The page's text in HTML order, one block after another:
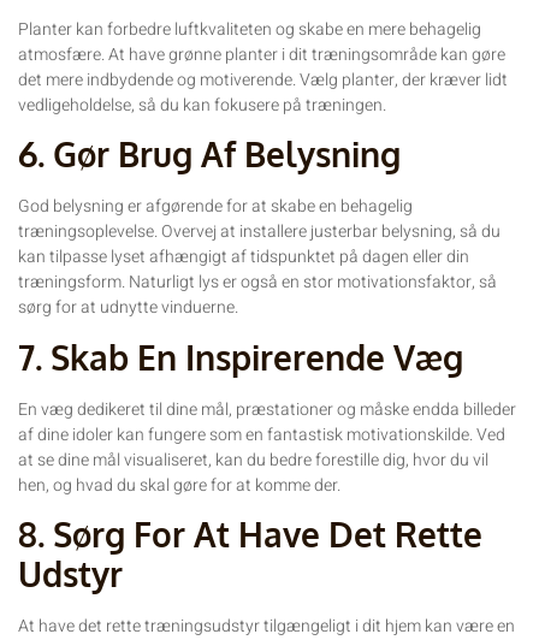
Planter kan forbedre luftkvaliteten og skabe en mere behagelig
atmosfære. At have grønne planter i dit træningsområde kan gøre
det mere indbydende og motiverende. Vælg planter, der kræver lidt
vedligeholdelse, så du kan fokusere på træningen.
6. Gør Brug Af Belysning
God belysning er afgørende for at skabe en behagelig
træningsoplevelse. Overvej at installere justerbar belysning, så du
kan tilpasse lyset afhængigt af tidspunktet på dagen eller din
træningsform. Naturligt lys er også en stor motivationsfaktor, så
sørg for at udnytte vinduerne.
7. Skab En Inspirerende Væg
En væg dedikeret til dine mål, præstationer og måske endda billeder
af dine idoler kan fungere som en fantastisk motivationskilde. Ved
at se dine mål visualiseret, kan du bedre forestille dig, hvor du vil
hen, og hvad du skal gøre for at komme der.
8. Sørg For At Have Det Rette
Udstyr
At have det rette træningsudstyr tilgængeligt i dit hjem kan være en